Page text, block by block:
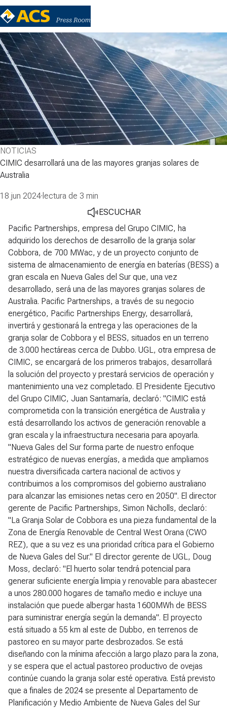
NOTICIAS
CIMIC desarrollará una de las mayores granjas solares de
Australia
18 jun 2024· lectura de 3 min
ESCUCHAR
Pacific Partnerships, empresa del Grupo CIMIC, ha
adquirido los derechos de desarrollo de la granja solar
Cobbora, de 700 MWac, y de un proyecto conjunto de
sistema de almacenamiento de energía en baterías (BESS) a
gran escala en Nueva Gales del Sur que, una vez
desarrollado, será una de las mayores granjas solares de
Australia. Pacific Partnerships, a través de su negocio
energético, Pacific Partnerships Energy, desarrollará,
invertirá y gestionará la entrega y las operaciones de la
granja solar de Cobbora y el BESS, situados en un terreno
de 3.000 hectáreas cerca de Dubbo. UGL, otra empresa de
CIMIC, se encargará de los primeros trabajos, desarrollará
la solución del proyecto y prestará servicios de operación y
mantenimiento una vez completado. El Presidente Ejecutivo
del Grupo CIMIC, Juan Santamaría, declaró: "CIMIC está
comprometida con la transición energética de Australia y
está desarrollando los activos de generación renovable a
gran escala y la infraestructura necesaria para apoyarla.
"Nueva Gales del Sur forma parte de nuestro enfoque
estratégico de nuevas energías, a medida que ampliamos
nuestra diversificada cartera nacional de activos y
contribuimos a los compromisos del gobierno australiano
para alcanzar las emisiones netas cero en 2050". El director
gerente de Pacific Partnerships, Simon Nicholls, declaró:
"La Granja Solar de Cobbora es una pieza fundamental de la
Zona de Energía Renovable de Central West Orana (CWO
REZ), que a su vez es una prioridad crítica para el Gobierno
de Nueva Gales del Sur." El director gerente de UGL, Doug
Moss, declaró: "El huerto solar tendrá potencial para
generar suficiente energía limpia y renovable para abastecer
a unos 280.000 hogares de tamaño medio e incluye una
instalación que puede albergar hasta 1600MWh de BESS
para suministrar energía según la demanda". El proyecto
está situado a 55 km al este de Dubbo, en terrenos de
pastoreo en su mayor parte desbrozados. Se está
diseñando con la mínima afección a largo plazo para la zona,
y se espera que el actual pastoreo productivo de ovejas
continúe cuando la granja solar esté operativa. Está previsto
que a finales de 2024 se presente al Departamento de
Planificación y Medio Ambiente de Nueva Gales del Sur